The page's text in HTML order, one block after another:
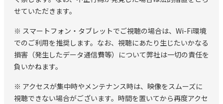
せていただきます。
※ スマートフォン・タブレットでご視聴の場合は、Wi-Fi環境
でのご利用を推奨します。なお、視聴にあたり生じたいかなる
損害（発生したデータ通信費等）について弊社は一切の責任を
負いかねます。
※ アクセスが集中時やメンテナンス時は、映像をスムーズに
視聴できない場合がございます。時間を置いてから再度アクセ